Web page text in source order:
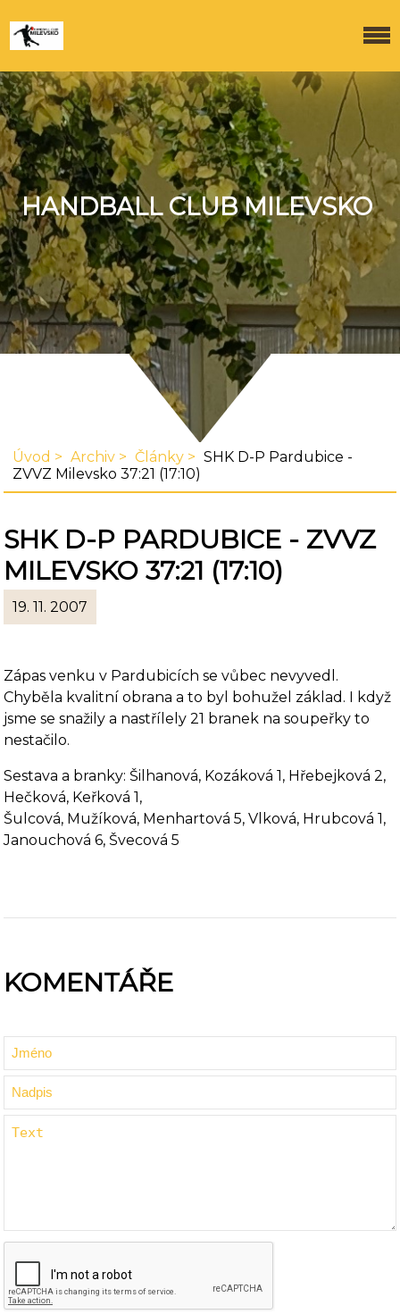
HANDBALL CLUB MILEVSKO
Úvod Archiv Články
SHK D-P Pardubice -
ZVVZ Milevsko 37:21 (17:10)
SHK D-P PARDUBICE - ZVVZ
MILEVSKO 37:21 (17:10)
19. 11. 2007
Zápas venku v Pardubicích se vůbec nevyvedl.
Chyběla kvalitní obrana a to byl bohužel základ. I když
jsme se snažily a nastřílely 21 branek na soupeřky to
nestačilo.
Sestava a branky: Šilhanová, Kozáková 1, Hřebejková 2,
Hečková, Keřková 1,
Šulcová, Mužíková, Menhartová 5, Vlková, Hrubcová 1,
Janouchová 6, Švecová 5
KOMENTÁŘE